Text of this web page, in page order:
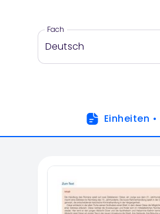
Fach
Deutsch
Einheiten •